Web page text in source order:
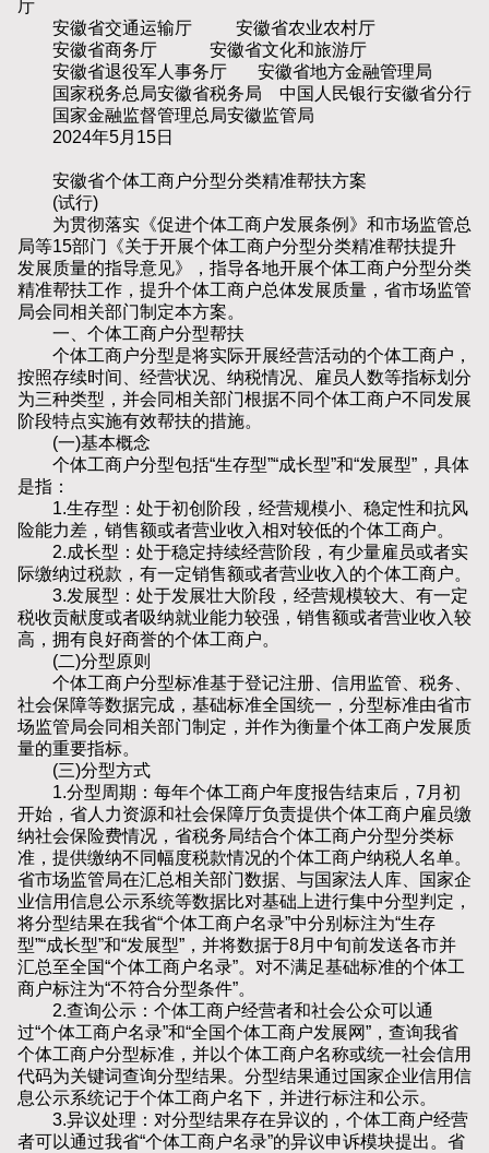
厅
安徽省交通运输厅 安徽省农业农村厅
安徽省商务厅 安徽省文化和旅游厅
安徽省退役军人事务厅 安徽省地方金融管理局
国家税务总局安徽省税务局 中国人民银行安徽省分行
国家金融监督管理总局安徽监管局
2024年5月15日
安徽省个体工商户分型分类精准帮扶方案
(试行)
为贯彻落实《促进个体工商户发展条例》和市场监管总
局等15部门《关于开展个体工商户分型分类精准帮扶提升
发展质量的指导意见》，指导各地开展个体工商户分型分类
精准帮扶工作，提升个体工商户总体发展质量，省市场监管
局会同相关部门制定本方案。
一、个体工商户分型帮扶
个体工商户分型是将实际开展经营活动的个体工商户，
按照存续时间、经营状况、纳税情况、雇员人数等指标划分
为三种类型，并会同相关部门根据不同个体工商户不同发展
阶段特点实施有效帮扶的措施。
(一)基本概念
个体工商户分型包括“生存型”“成长型”和“发展型”，具体
是指：
1.生存型：处于初创阶段，经营规模小、稳定性和抗风
险能力差，销售额或者营业收入相对较低的个体工商户。
2.成长型：处于稳定持续经营阶段，有少量雇员或者实
际缴纳过税款，有一定销售额或者营业收入的个体工商户。
3.发展型：处于发展壮大阶段，经营规模较大、有一定
税收贡献度或者吸纳就业能力较强，销售额或者营业收入较
高，拥有良好商誉的个体工商户。
(二)分型原则
个体工商户分型标准基于登记注册、信用监管、税务、
社会保障等数据完成，基础标准全国统一，分型标准由省市
场监管局会同相关部门制定，并作为衡量个体工商户发展质
量的重要指标。
(三)分型方式
1.分型周期：每年个体工商户年度报告结束后，7月初
开始，省人力资源和社会保障厅负责提供个体工商户雇员缴
纳社会保险费情况，省税务局结合个体工商户分型分类标
准，提供缴纳不同幅度税款情况的个体工商户纳税人名单。
省市场监管局在汇总相关部门数据、与国家法人库、国家企
业信用信息公示系统等数据比对基础上进行集中分型判定，
将分型结果在我省“个体工商户名录”中分别标注为“生存
型”“成长型”和“发展型”，并将数据于8月中旬前发送各市并
汇总至全国“个体工商户名录”。对不满足基础标准的个体工
商户标注为“不符合分型条件”。
2.查询公示：个体工商户经营者和社会公众可以通
过“个体工商户名录”和“全国个体工商户发展网”，查询我省
个体工商户分型标准，并以个体工商户名称或统一社会信用
代码为关键词查询分型结果。分型结果通过国家企业信用信
息公示系统记于个体工商户名下，并进行标注和公示。
3.异议处理：对分型结果存在异议的，个体工商户经营
者可以通过我省“个体工商户名录”的异议申诉模块提出。省